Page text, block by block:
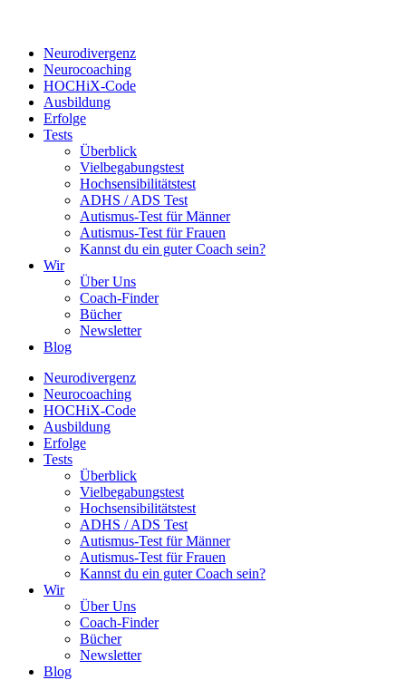
Neurodivergenz
Neurocoaching
HOCHiX-Code
Ausbildung
Erfolge
Tests
Überblick
Vielbegabungstest
Hochsensibilitätstest
ADHS / ADS Test
Autismus-Test für Männer
Autismus-Test für Frauen
Kannst du ein guter Coach sein?
Wir
Über Uns
Coach-Finder
Bücher
Newsletter
Blog
Neurodivergenz
Neurocoaching
HOCHiX-Code
Ausbildung
Erfolge
Tests
Überblick
Vielbegabungstest
Hochsensibilitätstest
ADHS / ADS Test
Autismus-Test für Männer
Autismus-Test für Frauen
Kannst du ein guter Coach sein?
Wir
Über Uns
Coach-Finder
Bücher
Newsletter
Blog